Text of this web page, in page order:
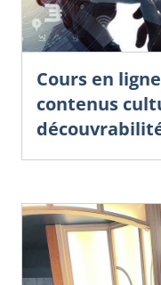
Cours en
contenus